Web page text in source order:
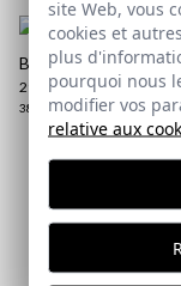
BERMUDA CHINO |
29,95 € / 34,95 €
38 50
site Web, vous
cookies et
plus
pourquoi nous
modifier vos
relative aux